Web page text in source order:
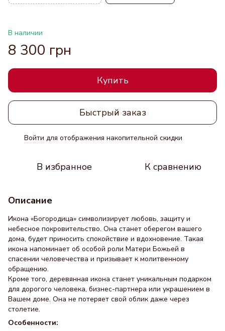
В наличии
8 300 грн
Купить
Быстрый заказ
Войти для отображения накопительной скидки
В избранное К сравнению
Описание
Икона «Богородица» символизирует любовь, защиту и
небесное покровительство. Она станет оберегом вашего
дома, будет приносить спокойствие и вдохновение. Такая
икона напоминает об особой роли Матери Божьей в
спасении человечества и призывает к молитвенному
обращению.
Кроме того, деревянная икона станет уникальным подарком
для дорогого человека, бизнес-партнера или украшением в
Вашем доме. Она не потеряет свой облик даже через
столетие.
Особенности: